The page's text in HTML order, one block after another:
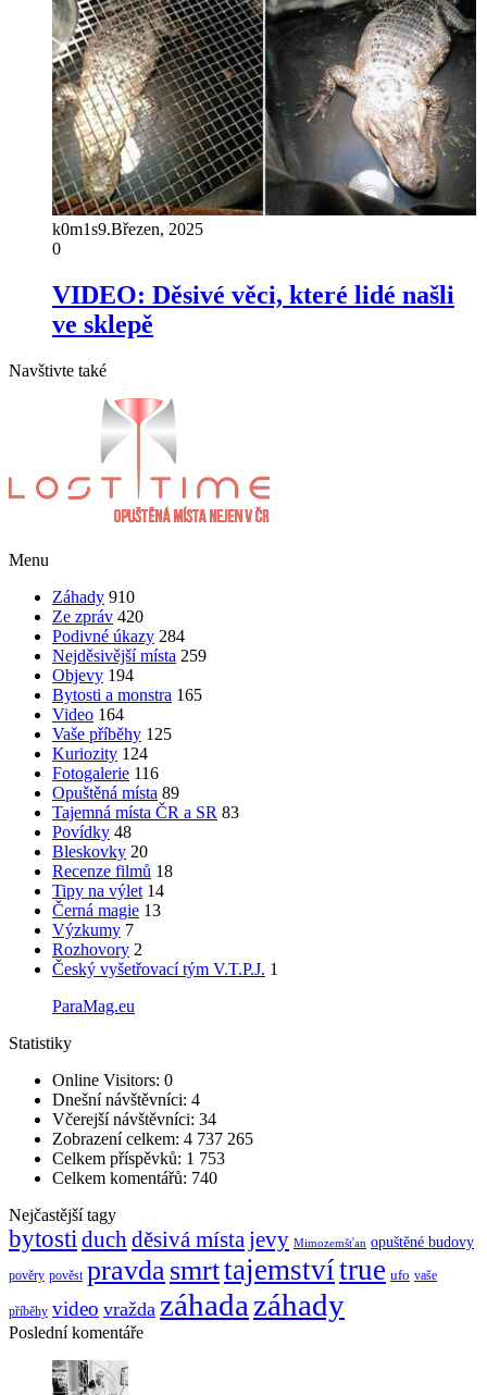
k0m1s9.Březen, 2025
0
VIDEO: Děsivé věci, které lidé našli
ve sklepě
Navštivte také
Menu
Záhady 910
Ze zpráv 420
Podivné úkazy 284
Nejděsivější místa 259
Objevy 194
Bytosti a monstra 165
Video 164
Vaše příběhy 125
Kuriozity 124
Fotogalerie 116
Opuštěná místa 89
Tajemná místa ČR a SR 83
Povídky 48
Bleskovky 20
Recenze filmů 18
Tipy na výlet 14
Černá magie 13
Výzkumy 7
Rozhovory 2
Český vyšetřovací tým V.T.P.J. 1
ParaMag.eu
Statistiky
Online Visitors: 0
Dnešní návštěvníci: 4
Včerejší návštěvníci: 34
Zobrazení celkem: 4 737 265
Celkem příspěvků: 1 753
Celkem komentářů: 740
Nejčastější tagy
bytosti duch děsivá místa jevy Mimozemšťan opuštěné budovy
pověry pověst pravda smrttajemstvítrue ufo vaše
příběhy video vražda záhada záhady
Poslední komentáře